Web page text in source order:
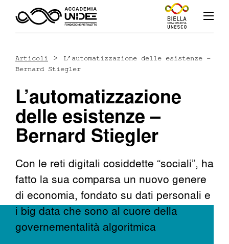
Corsi
Docenti
Articoli >
L’automatizzazione delle esistenze –
Bernard Stiegler
L’automatizzazione
delle esistenze –
Bernard Stiegler
Con le reti digitali cosiddette “sociali”, ha
fatto la sua comparsa un nuovo genere
di economia, fondato su dati personali e
i big data che sono al cuore della
governementalità algoritmica